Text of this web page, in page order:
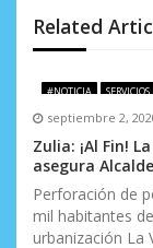
d
e
n
t
r
Related
#NOTICIA
septiembre 2,
Zulia: ¡Al Fin!
asegura
Perforación de
mil habitantes
urbanización La